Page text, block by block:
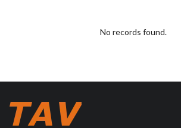
No records found.